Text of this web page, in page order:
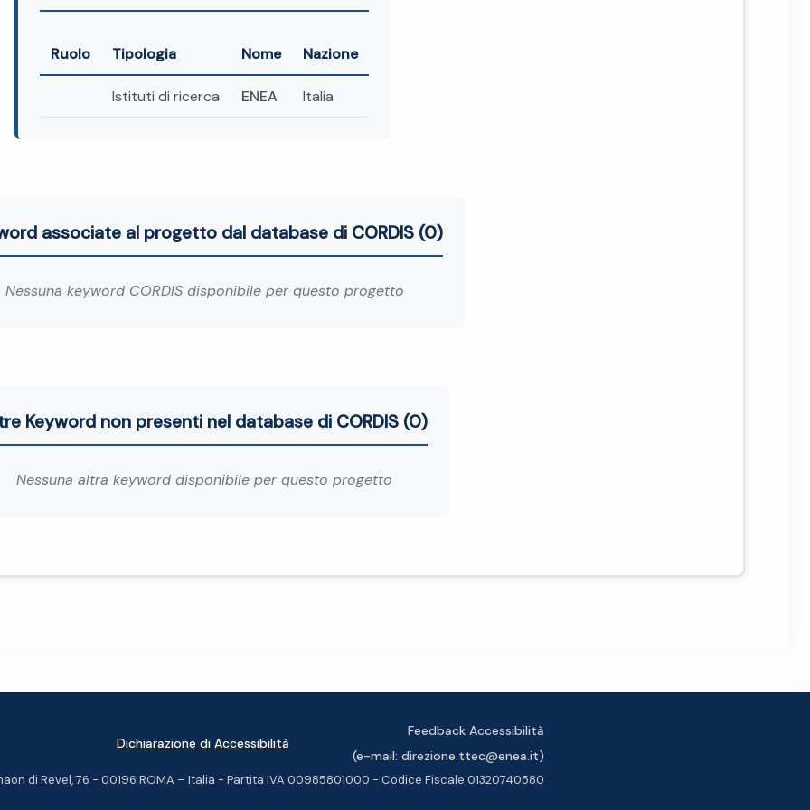
Ruolo Tipologia Nome Nazione
Istituti di ricerca ENEA Italia
associate al progetto dal database di CORDIS (0)
Nessuna keyword CORDIS disponibile per questo progetto
Keyword non presenti nel database di CORDIS (0)
Nessuna altra keyword disponibile per questo progetto
Dichiarazione di Accessibilità
Feedback Accessibilità
(e-mail: direzione.ttec@enea.it)
di Revel, 76 - 00196 ROMA – Italia - Partita IVA 00985801000 - Codice Fiscale 01320740580